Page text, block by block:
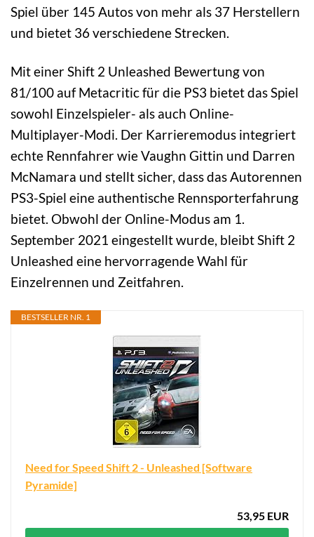
Spiel über 145 Autos von mehr als 37 Herstellern
und bietet 36 verschiedene Strecken.
Mit einer Shift 2 Unleashed Bewertung von
81/100 auf Metacritic für die PS3 bietet das Spiel
sowohl Einzelspieler- als auch Online-
Multiplayer-Modi. Der Karrieremodus integriert
echte Rennfahrer wie Vaughn Gittin und Darren
McNamara und stellt sicher, dass das Autorennen
PS3-Spiel eine authentische Rennsporterfahrung
bietet. Obwohl der Online-Modus am 1.
September 2021 eingestellt wurde, bleibt Shift 2
Unleashed eine hervorragende Wahl für
Einzelrennen und Zeitfahren.
BESTSELLER NR. 1
Need for Speed Shift 2 - Unleashed [Software
Pyramide]
53,95 EUR